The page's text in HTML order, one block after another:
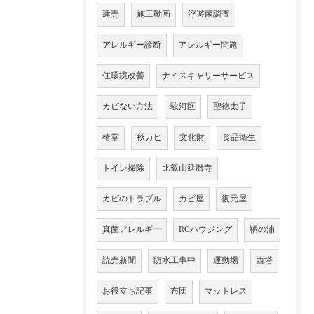
建売 施工動画 浮遊菌調査
アレルギー診断 アレルギー問題
住環境改善 ナイスキャリーサービス
カビない方法 駿河区 聖徳太子
椿堂 秋カビ 文化財 食品衛生
トイレ掃除 比叡山延暦寺
カビのトラブル カビ屋 復元屋
真菌アレルギー RCハウジング 鞆の浦
読売新聞 防水工事中 運動場 西塔
お役立ち記事 布団 マットレス